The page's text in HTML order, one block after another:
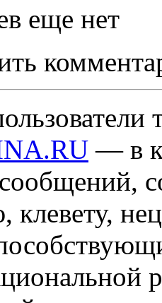
еще нет
— в